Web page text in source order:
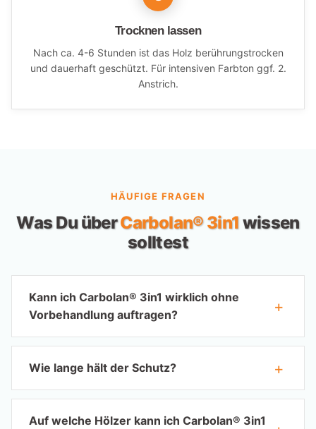
Trocknen lassen
Nach ca. 4-6 Stunden ist das Holz berührungstrocken
und dauerhaft geschützt. Für intensiven Farbton ggf. 2.
Anstrich.
HÄUFIGE FRAGEN
Was Du überCarbolan® 3in1wissen
solltest
Kann ich Carbolan® 3in1 wirklich ohne
Vorbehandlung auftragen?
Wie lange hält der Schutz?
Auf welche Hölzer kann ich Carbolan® 3in1